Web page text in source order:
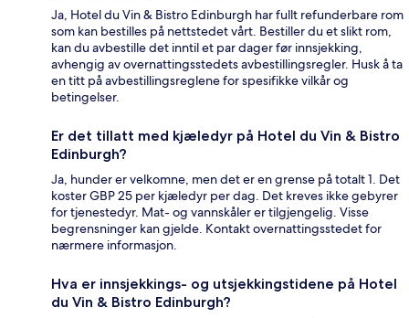
Ja, Hotel du Vin & Bistro Edinburgh har fullt refunderbare rom
som kan bestilles på nettstedet vårt. Bestiller du et slikt rom,
kan du avbestille det inntil et par dager før innsjekking,
avhengig av overnattingsstedets avbestillingsregler. Husk å ta
en titt på avbestillingsreglene for spesifikke vilkår og
betingelser.
Er det tillatt med kjæledyr på Hotel du Vin & Bistro
Edinburgh?
Ja, hunder er velkomne, men det er en grense på totalt 1. Det
koster GBP 25 per kjæledyr per dag. Det kreves ikke gebyrer
for tjenestedyr. Mat- og vannskåler er tilgjengelig. Visse
begrensninger kan gjelde. Kontakt overnattingsstedet for
nærmere informasjon.
Hva er innsjekkings- og utsjekkingstidene på Hotel
du Vin & Bistro Edinburgh?